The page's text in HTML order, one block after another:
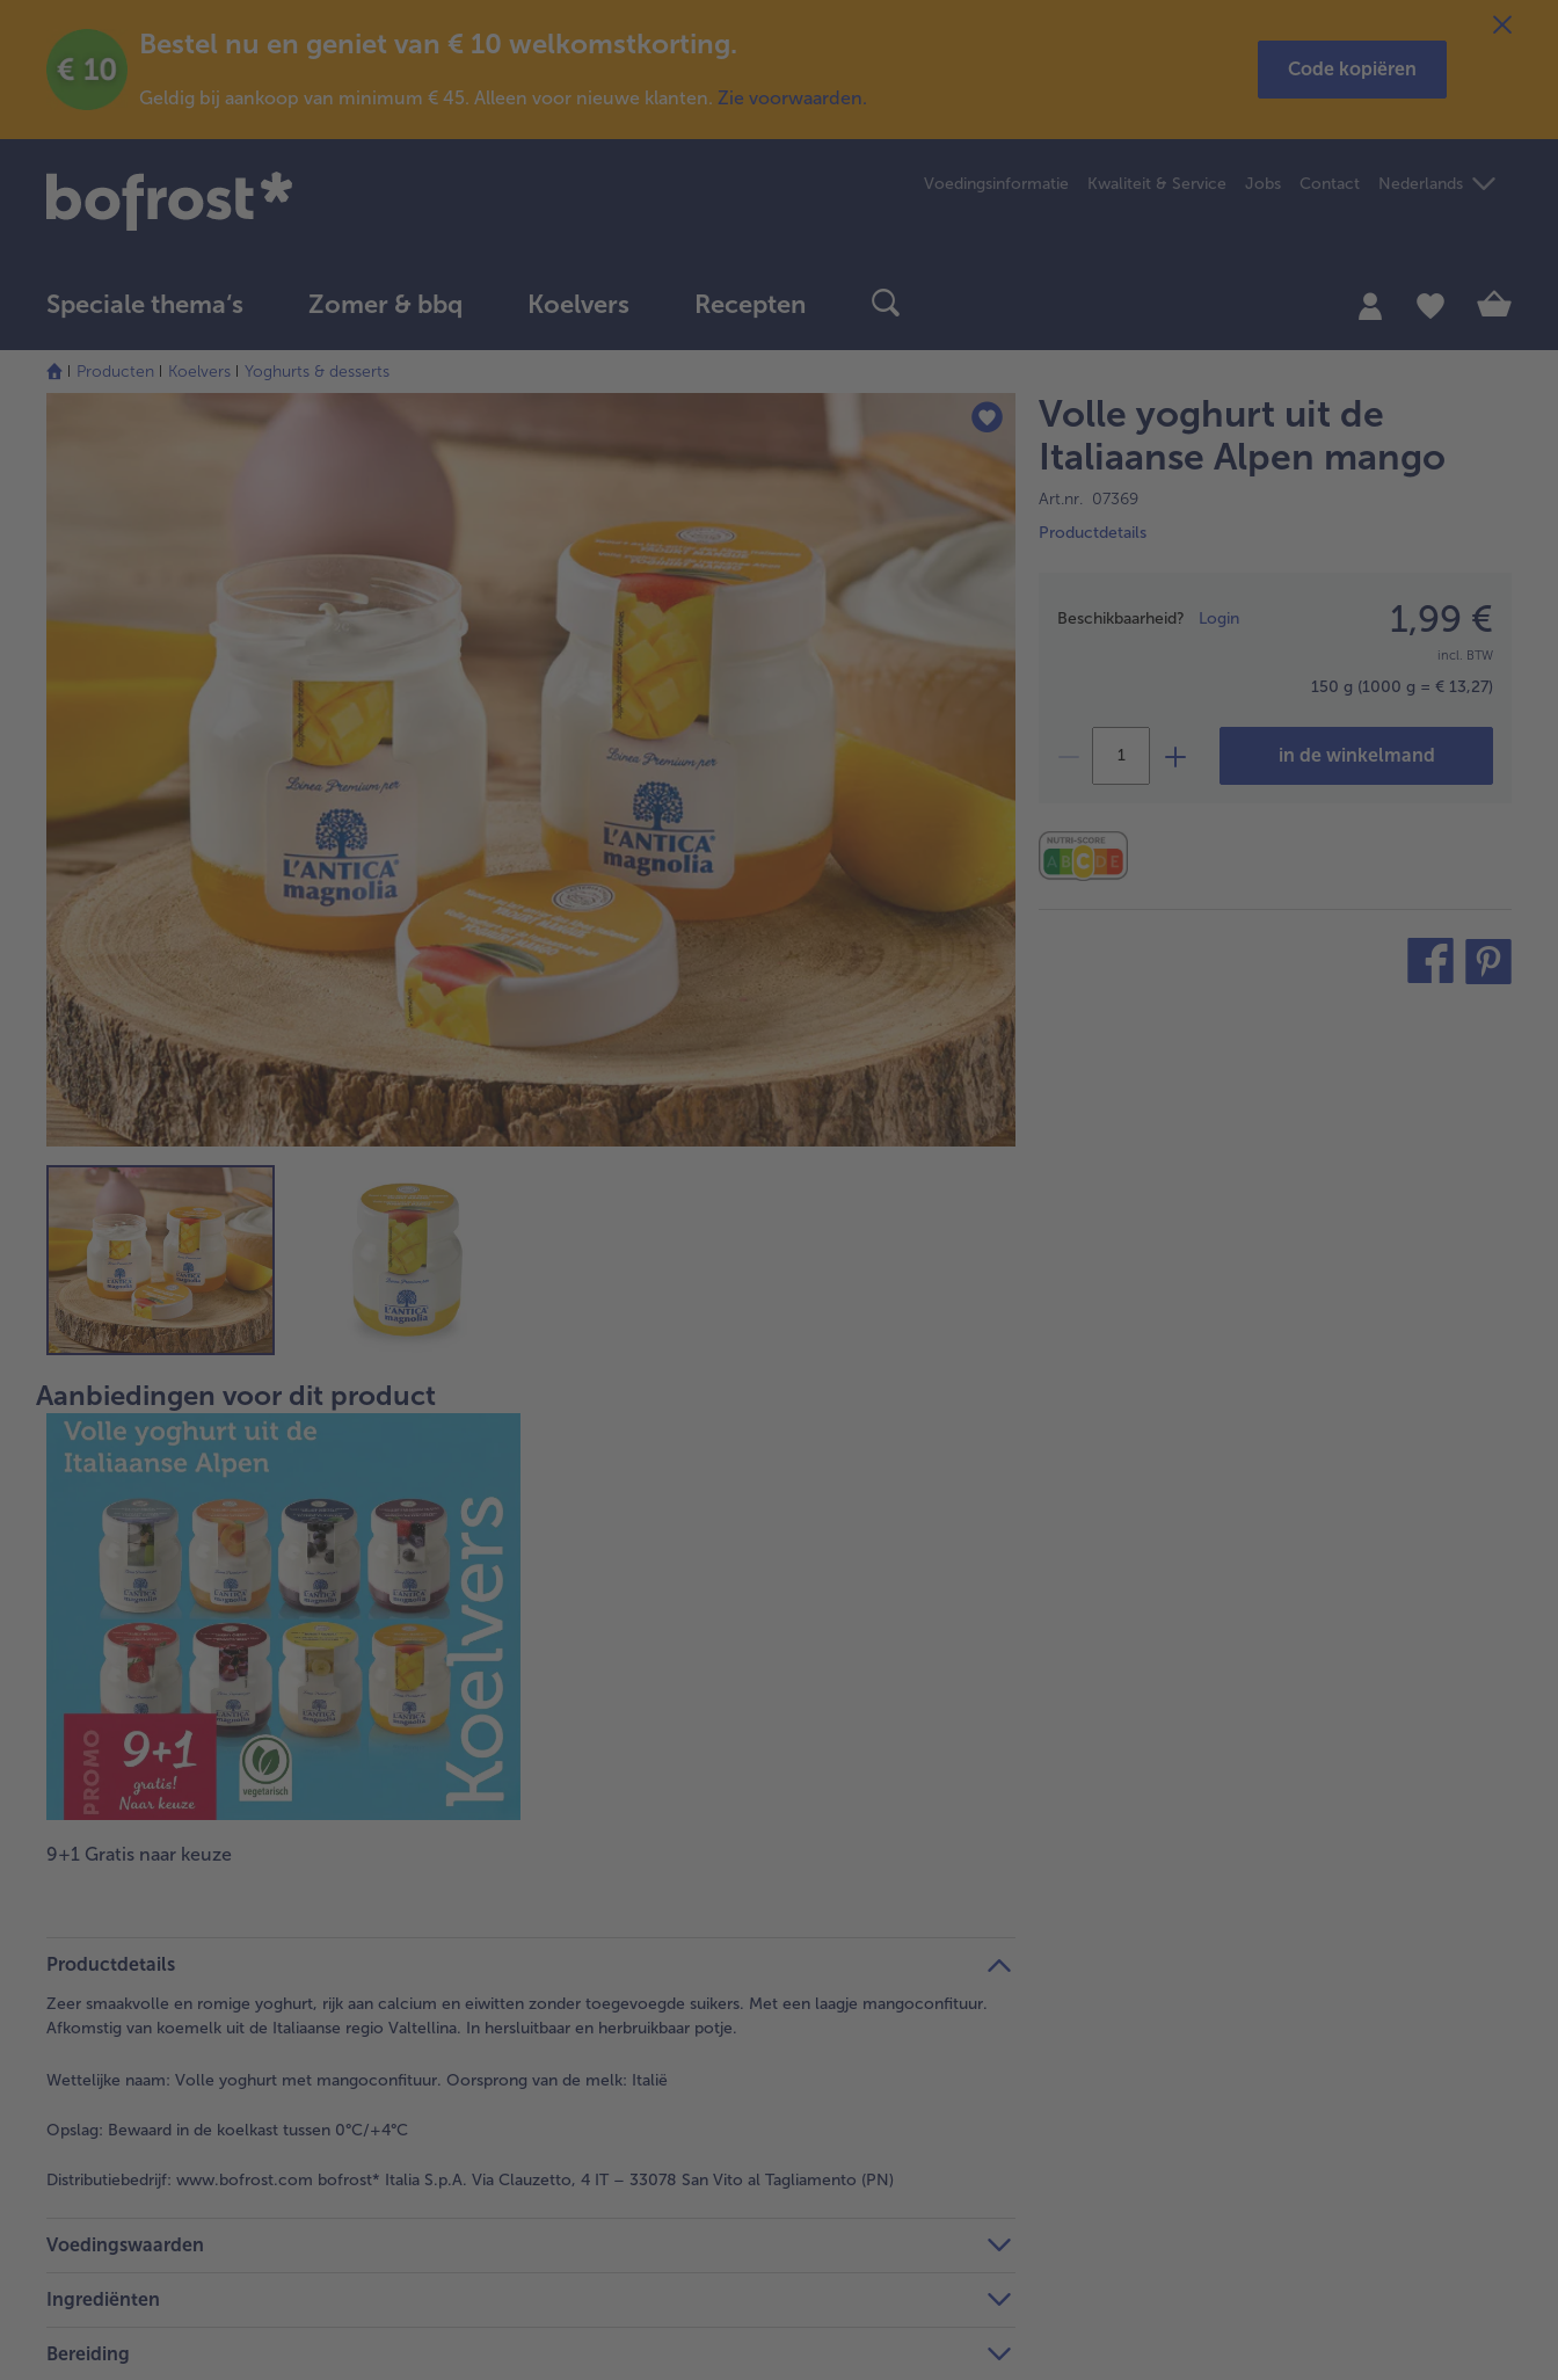
Bestel nu en geniet van € 10 welkomstkorting.
Geldig bij aankoop van minimum € 45. Alleen voor nieuwe klanten. Zie voorwaarden.
Code kopiëren
Voedingsinformatie Kwaliteit & Service Jobs Contact Nederlands
Speciale thema‘s Zomer & bbq Koelvers Recepten
Producten Koelvers Yoghurts & desserts
Volle yoghurt uit de
Italiaanse Alpen mango
Art.nr. 07369
Productdetails
Beschikbaarheid? Login 1,99 €
incl. BTW
150 g (1000 g = € 13,27)
in de winkelmand
teilen
Aanbiedingen voor dit product
9+1 Gratis naar keuze
Productdetails
Zeer smaakvolle en romige yoghurt, rijk aan calcium en eiwitten zonder toegevoegde suikers. Met een laagje mangoconfituur.
Afkomstig van koemelk uit de Italiaanse regio Valtellina. In hersluitbaar en herbruikbaar potje.
Wettelijke naam: Volle yoghurt met mangoconfituur. Oorsprong van de melk: Italië
Opslag: Bewaard in de koelkast tussen 0°C/+4°C
Distributiebedrijf: www.bofrost.com bofrost* Italia S.p.A. Via Clauzetto, 4 IT – 33078 San Vito al Tagliamento (PN)
Voedingswaarden
Ingrediënten
Bereiding